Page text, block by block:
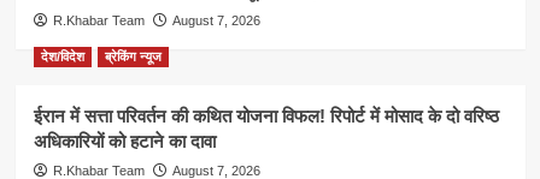
R.Khabar Team August 7, 2026
देश/विदेश ब्रेकिंग न्यूज
ईरान में सत्ता परिवर्तन की कथित योजना विफल! रिपोर्ट में मोसाद के दो वरिष्ठ
अधिकारियों को हटाने का दावा
R.Khabar Team August 7, 2026